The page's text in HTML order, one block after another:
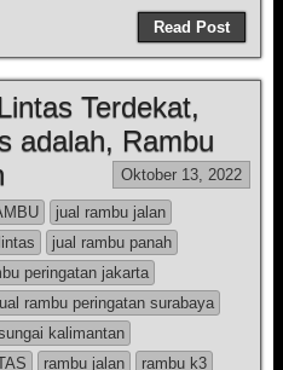
Read Post
Terdekat,
adalah, Rambu
Oktober 13, 2022
jual rambu jalan
jual rambu panah
peringatan jakarta
rambu peringatan surabaya
kalimantan
rambu jalan rambu k3